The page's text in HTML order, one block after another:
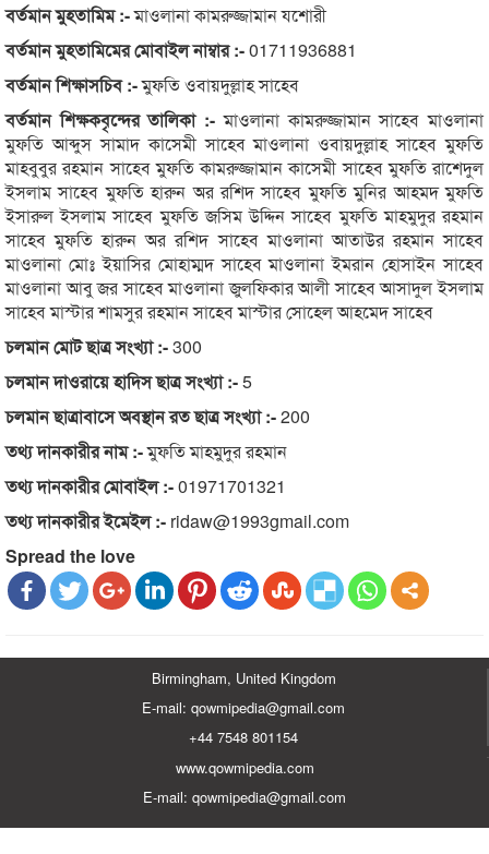
বর্তমান মুহতামিম :-মাওলানা কামরুজ্জামান যশোরী
বর্তমান মুহতামিমের মোবাইল নাম্বার :-01711936881
বর্তমান শিক্ষাসচিব :-মুফতি ওবায়দুল্লাহ সাহেব
বর্তমান শিক্ষকবৃন্দের তালিকা :- মাওলানা কামরুজ্জামান সাহেব মাওলানা
মুফতি আব্দুস সামাদ কাসেমী সাহেব মাওলানা ওবায়দুল্লাহ সাহেব মুফতি
মাহবুবুর রহমান সাহেব মুফতি কামরুজ্জামান কাসেমী সাহেব মুফতি রাশেদুল
ইসলাম সাহেব মুফতি হারুন অর রশিদ সাহেব মুফতি মুনির আহমদ মুফতি
ইসারুল ইসলাম সাহেব মুফতি জসিম উদ্দিন সাহেব মুফতি মাহমুদুর রহমান
সাহেব মুফতি হারুন অর রশিদ সাহেব মাওলানা আতাউর রহমান সাহেব
মাওলানা মোঃ ইয়াসির মোহাম্মদ সাহেব মাওলানা ইমরান হোসাইন সাহেব
মাওলানা আবু জর সাহেব মাওলানা জুলফিকার আলী সাহেব আসাদুল ইসলাম
সাহেব মাস্টার শামসুর রহমান সাহেব মাস্টার সোহেল আহমেদ সাহেব
চলমান মোট ছাত্র সংখ্যা :-300
চলমান দাওরায়ে হাদিস ছাত্র সংখ্যা :-5
চলমান ছাত্রাবাসে অবস্থান রত ছাত্র সংখ্যা :-200
তথ্য দানকারীর নাম :-মুফতি মাহমুদুর রহমান
তথ্য দানকারীর মোবাইল :-01971701321
তথ্য দানকারীর ইমেইল :- ridaw@1993gmail.com
Spread the love
Birmingham, United Kingdom
E-mail: qowmipedia@gmail.com
+44 7548 801154
www.qowmipedia.com
E-mail: qowmipedia@gmail.com